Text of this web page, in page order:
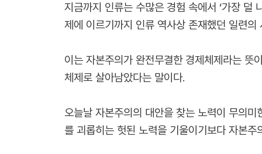
지금까지 인류는 수많은 경험 속에서 ‘가장 덜
제에 이르기까지 인류 역사상 존재했던 일련
이는 자본주의가 완전무결한 경제체제라는 뜻
체제로 살아남았다는 말이다.
오늘날 자본주의의 대안을 찾는 노력이 무의
를 괴롭히는 헛된 노력을 기울이기보다 자본